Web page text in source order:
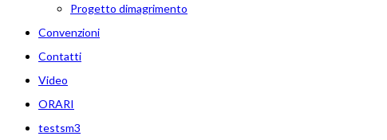
Progetto dimagrimento
Convenzioni
Contatti
Video
ORARI
testsm3